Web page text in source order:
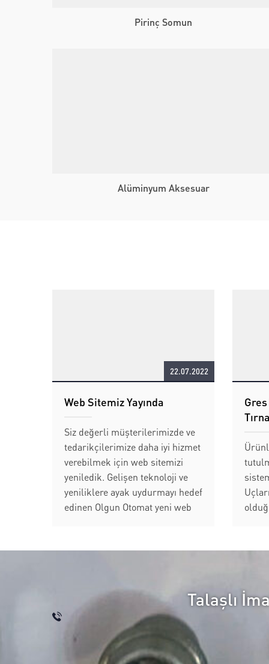
Pirinç Somun
Alüminyum Aksesuar
22.07.2022
Web Sitemiz Yayında
Siz değerli müşterilerimizde ve
tedarikçilerimize daha iyi hizmet
verebilmek için web sitemizi
yeniledik. Gelişen teknoloji ve
yeniliklere ayak uydurmayı hedef
edinen Olgun Otomat yeni web
hizmet vermeyi hedeflemiştir....
Talaşlı